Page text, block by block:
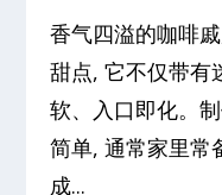
香气四溢的咖啡
甜点, 它不仅带有
软、入口即化。
简单, 通常家里常
成...